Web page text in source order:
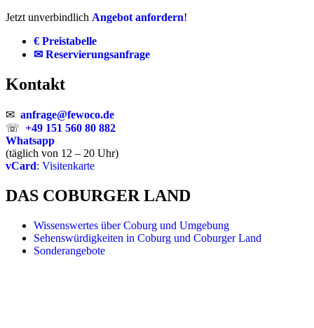
Jetzt unverbindlich Angebot anfordern!
€ Preistabelle
✉ Reservierungsanfrage
Kontakt
✉ anfrage@fewoco.de
☏ +49 151 560 80 882
Whatsapp
(täglich von 12 – 20 Uhr)
vCard: Visitenkarte
DAS COBURGER LAND
Wissenswertes über Coburg und Umgebung
Sehenswürdigkeiten in Coburg und Coburger Land
Sonderangebote